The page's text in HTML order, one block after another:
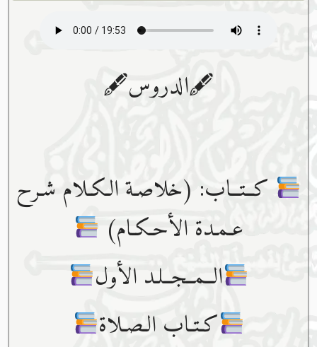
🖋الدروس🖋
كــتــاب: (خلاصـة الـكـلام شـرح
عـمـدة الأحـكـام)
الــمــجــلـد الأول
كـتـاب الـصـلاة